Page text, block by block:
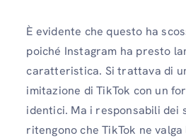
È evidente che questo ha
poiché Instagram ha presto
caratteristica. Si trattava di
imitazione di TikTok con un
identici. Ma i responsabili dei
ritengono che TikTok ne valga